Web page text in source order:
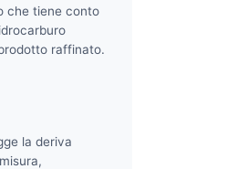
che tiene conto
raffinato.
la deriva